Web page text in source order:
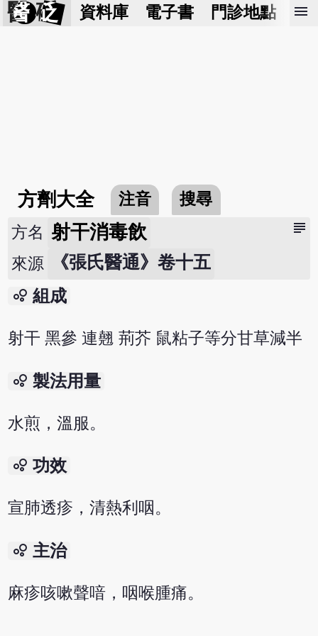
醫 砭 資料庫 電子書 門診地點 預
menu
方劑大全 注音 搜尋
subject
方名 射干消毒飲
來源 《張氏醫通》卷十五
bubble_chart 組成
射干 黑參 連翹 荊芥 鼠粘子等分甘草減半
bubble_chart 製法用量
水煎，溫服。
bubble_chart 功效
宣肺透疹，清熱利咽。
bubble_chart 主治
麻疹咳嗽聲喑，咽喉腫痛。